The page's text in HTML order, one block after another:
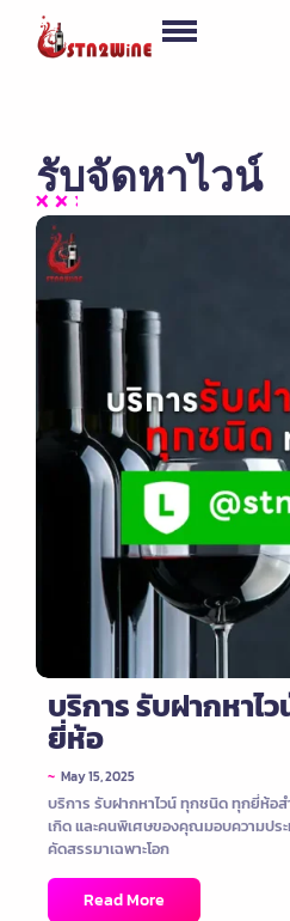
รับจัดหาไวน์
บริการ รับฝากหาไ
ยี่ห้อ
~ May 15, 2025
บริการ รับฝากหาไวน์ ทุกชนิด ทุกยี่ห้
เกิด และคนพิเศษของคุณมอบความปร
คัดสรรมาเฉพาะโอก
Read More